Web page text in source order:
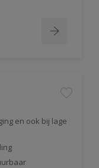
en ook bij lage